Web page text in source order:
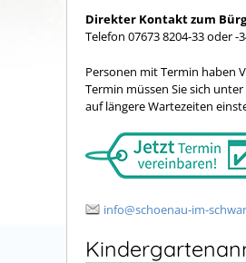
Direkter Kontakt zum
Telefon 07673 8204-33 oder -
Personen mit Termin haben
Termin müssen Sie sich
auf längere Wartezeiten
info@schoenau-im-